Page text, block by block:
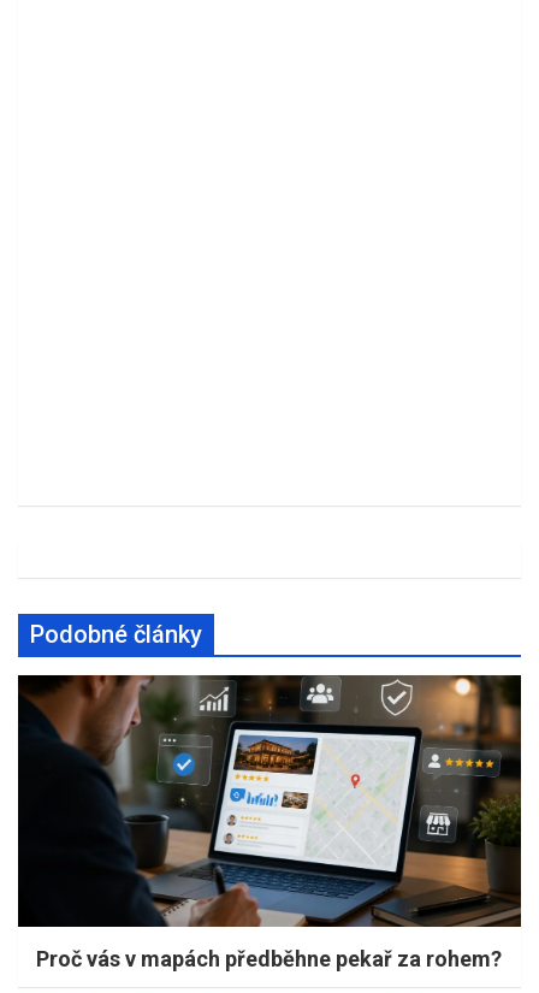
Podobné články
Proč vás v mapách předběhne pekař za rohem?